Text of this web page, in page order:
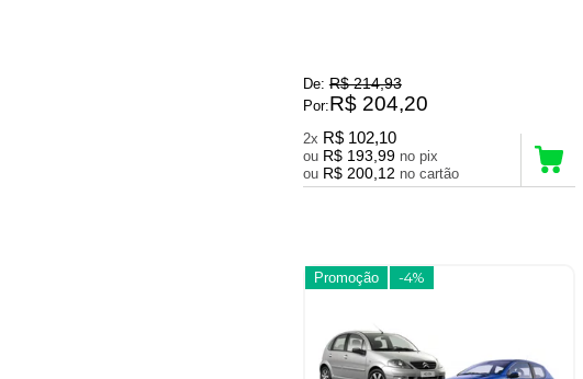
De: R$ 214,93
Por:R$ 204,20
2x R$ 102,10
ou R$ 193,99
no pix
ou R$ 200,12 no cartão
Promoção -4%